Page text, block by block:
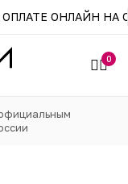
ОНЛАЙН НА
0